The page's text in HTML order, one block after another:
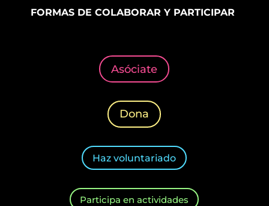
FORMAS DE COLABORAR Y PARTICIPAR
Asóciate
Dona
Haz voluntariado
Participa en actividades